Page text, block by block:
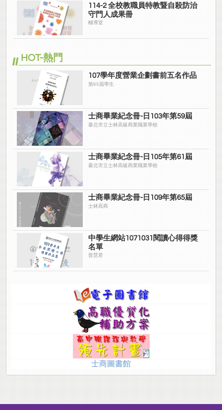
114-2 全校教職員特教暨自殺防治
守門人成果冊
輔導室
HOT-熱門
107學年度營業企劃書前五名作品
第65屆學生
士商畢業紀念冊-日103年第59屆
臺北市立士林高級商業職業學校
士商畢業紀念冊-日105年第61屆
臺北市立士林高級商業職業學校
士商畢業紀念冊-日109年第65屆
士林高商
中學生網站1071031閱讀心得得獎
名單
曾慧君
士商圖書館